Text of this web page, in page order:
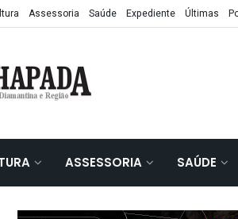
Assessoria Saúde Expediente Últimas
ASSESSORIA SAÚDE